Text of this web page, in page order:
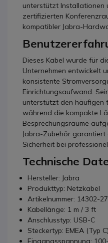
unterstützt Installationen
zertifizierten
kompatibler Jabra-
Dieses Kabel wurde für
Unternehmen entwickelt
konsistente
Einrichtungsaufwand.
unterstützt den häufigen
während die kompakte
Besprechungsräume
Jabra-Zubehör
Sicherheit bei
Technische
Hersteller: Jabra
Produkttyp: Netzkabel
Artikelnummer: 14302-27
Kabellänge: 1 m / 3 ft
Anschlusstyp: USB-C
Steckertyp: EMEA (Typ C)
Eingangsspannung: